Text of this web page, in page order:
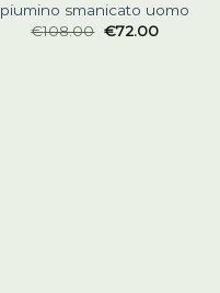
piumino smanicato uomo
€108.00 €72.00